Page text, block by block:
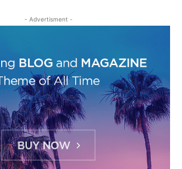
- Advertisment -